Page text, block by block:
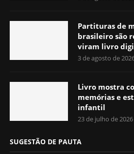
Partituras de
brasileiro são
viram livro
3 de agosto de
Livro mostra
memórias e
infantil
23 de julho de 2026
SUGESTÃO DE PAUTA